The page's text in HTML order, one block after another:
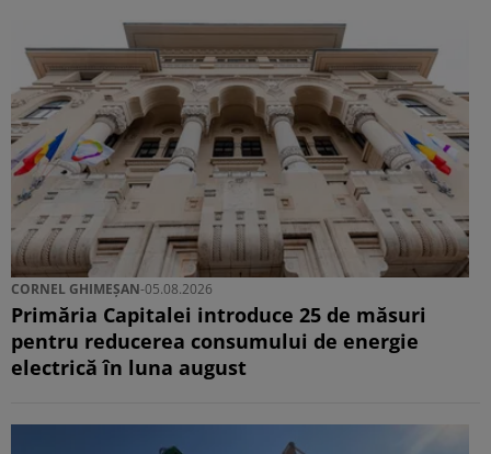
CORNEL GHIMEȘAN-05.08.2026
Primăria Capitalei introduce 25 de măsuri
pentru reducerea consumului de energie
electrică în luna august